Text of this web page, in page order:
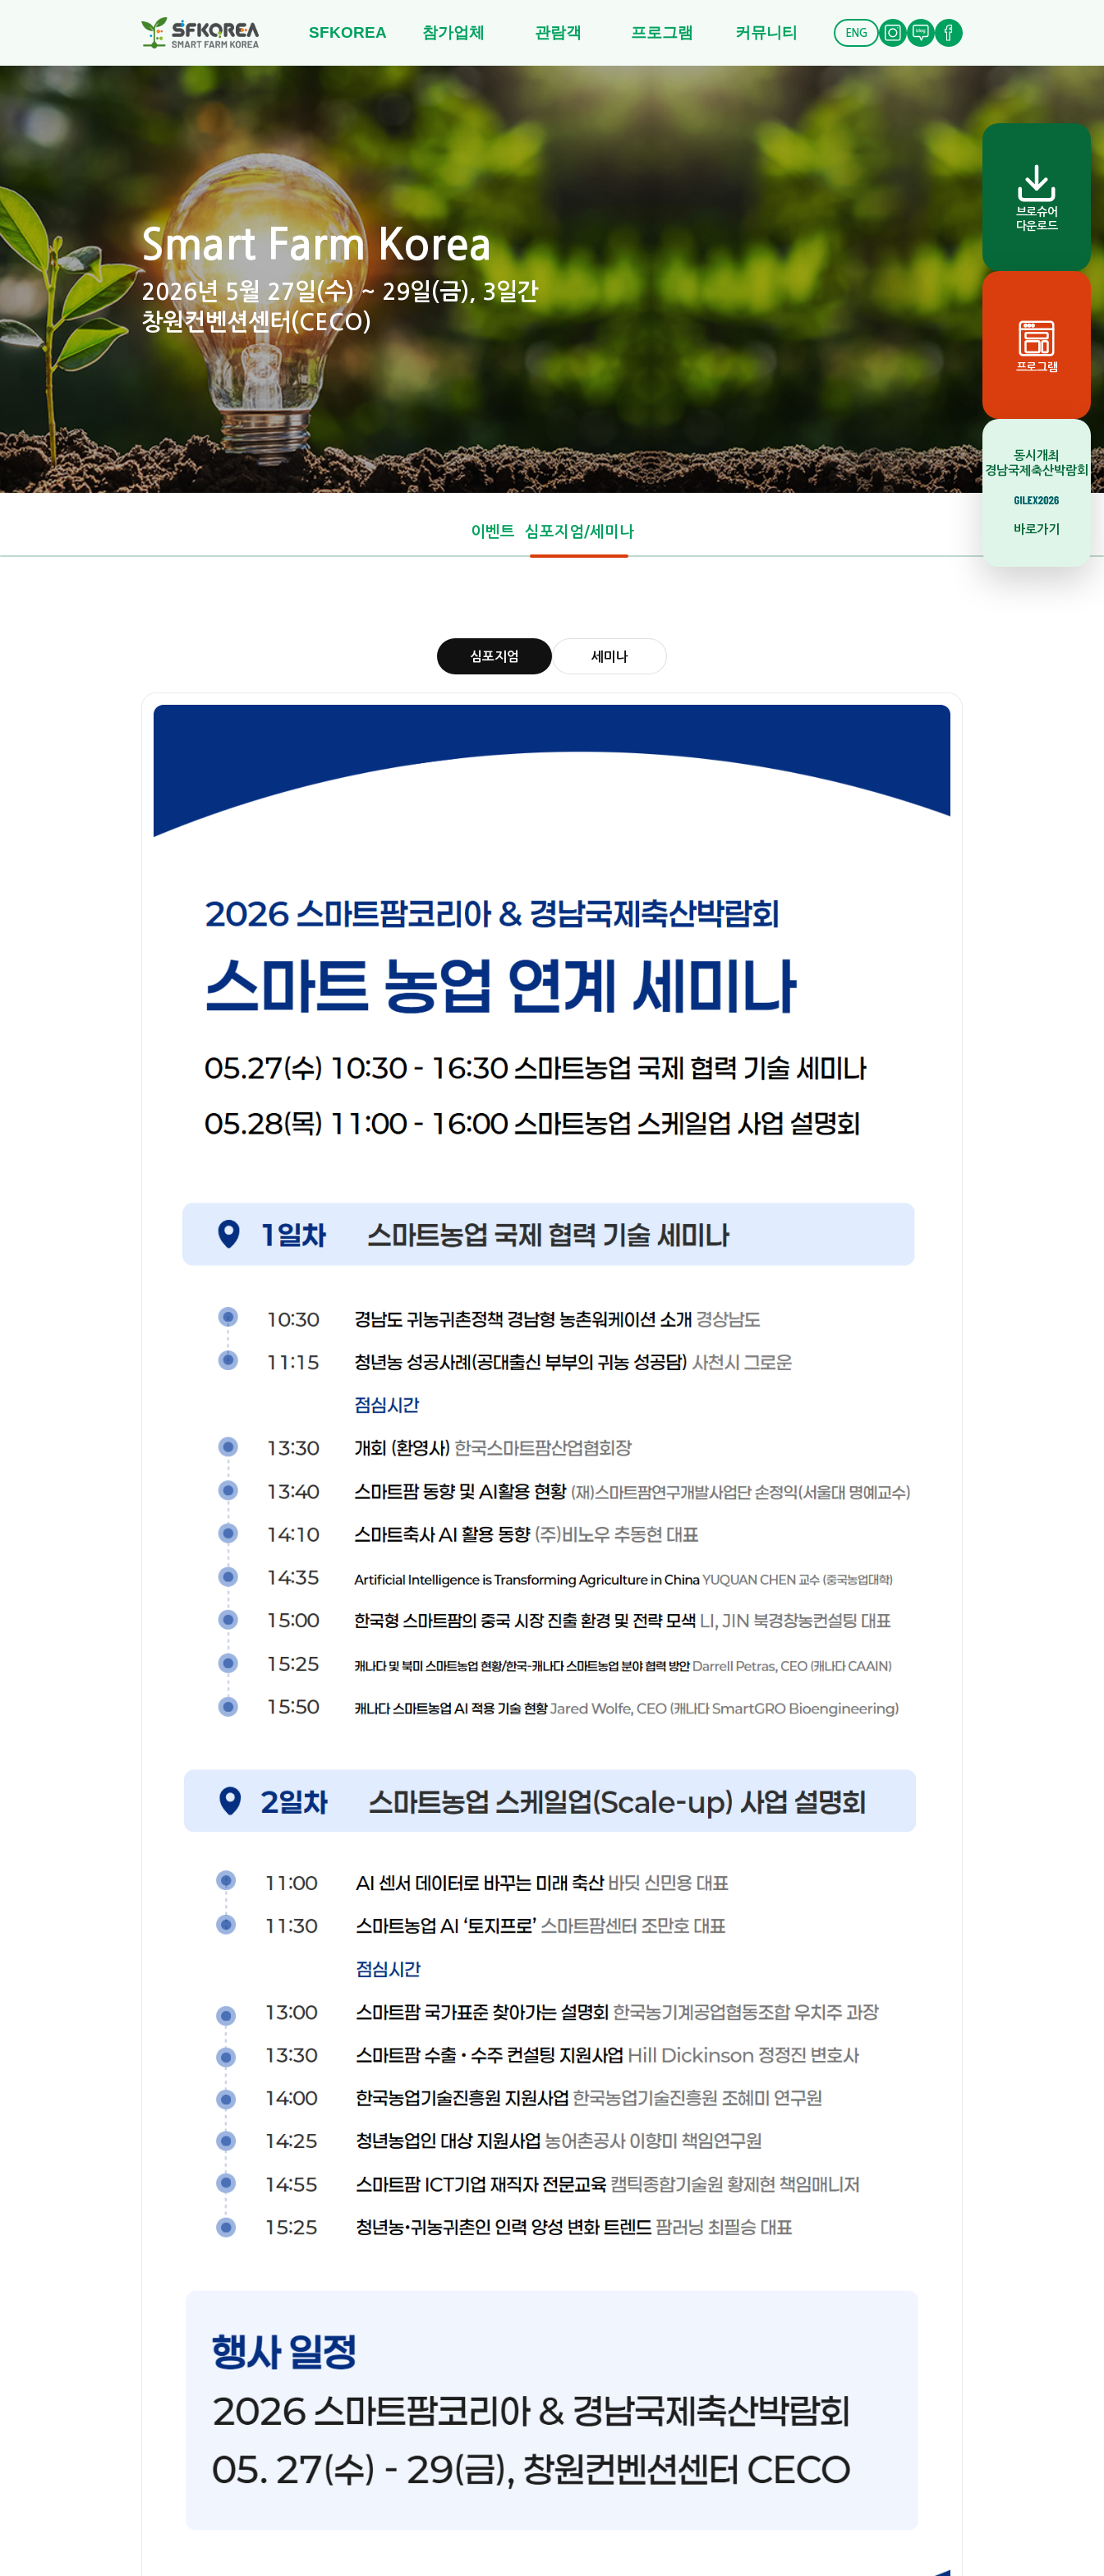
SFKOREA 참가업체 관람객 프로그램 커뮤니티 ENG
브로슈어
다운로드
프로그램
동시개최
경남국제축산박람회
바로가기
Smart Farm Korea
2026년 5월 27일(수) ~ 29일(금), 3일간
창원컨벤션센터(CECO)
이벤트 심포지엄/세미나
심포지엄 세미나